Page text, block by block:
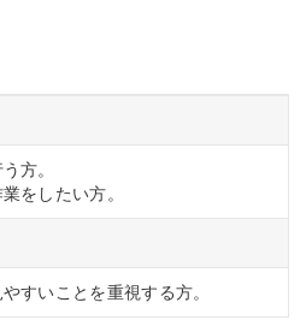
方。
をしたい方。
すいことを重視する方。